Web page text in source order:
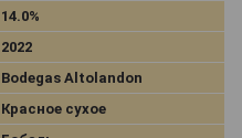
14.0%
2022
Bodegas Altolandon
Красное сухое